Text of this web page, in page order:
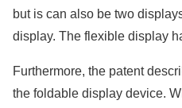
but is can also be two
display. The flexible display
Furthermore, the patent
the foldable display device.